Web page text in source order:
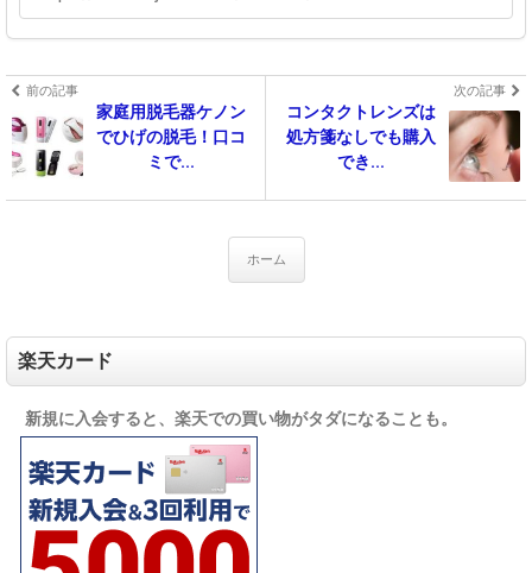
前の記事
家庭用脱毛器ケノン
でひげの脱毛！口コ
ミで...
次の記事
コンタクトレンズは
処方箋なしでも購入
でき...
ホーム
楽天カード
新規に入会すると、楽天での買い物がタダになることも。